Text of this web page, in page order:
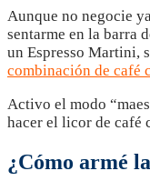
Aunque no negocie
sentarme en la barra
un Espresso Martini,
combinación de café
Activo el modo
hacer el licor de café
¿Cómo armé